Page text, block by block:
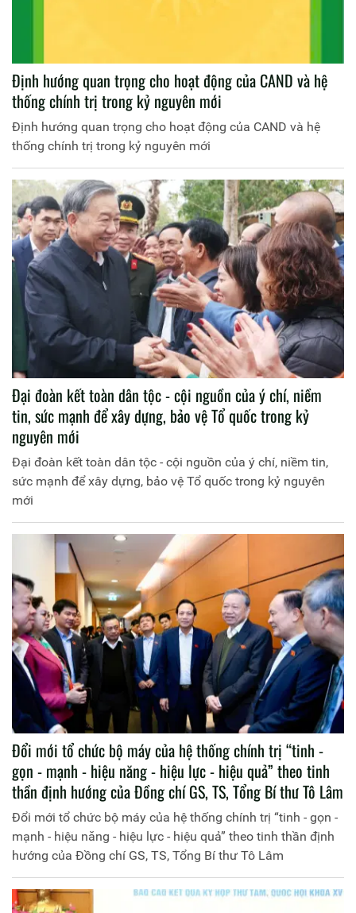
Định hướng quan trọng cho hoạt động của CAND và hệ
thống chính trị trong kỷ nguyên mới
Định hướng quan trọng cho hoạt động của CAND và hệ
thống chính trị trong kỷ nguyên mới
Đại đoàn kết toàn dân tộc - cội nguồn của ý chí, niềm
tin, sức mạnh để xây dựng, bảo vệ Tổ quốc trong kỷ
nguyên mới
Đại đoàn kết toàn dân tộc - cội nguồn của ý chí, niềm tin,
sức mạnh để xây dựng, bảo vệ Tổ quốc trong kỷ nguyên
mới
Đổi mới tổ chức bộ máy của hệ thống chính trị “tinh -
gọn - mạnh - hiệu năng - hiệu lực - hiệu quả” theo tinh
thần định hướng của Đồng chí GS, TS, Tổng Bí thư Tô Lâm
Đổi mới tổ chức bộ máy của hệ thống chính trị “tinh - gọn -
mạnh - hiệu năng - hiệu lực - hiệu quả” theo tinh thần định
hướng của Đồng chí GS, TS, Tổng Bí thư Tô Lâm